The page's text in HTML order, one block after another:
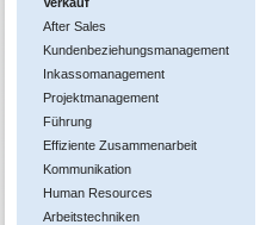
After Sales
Kundenbeziehungs­management
Inkassomanagement
Projektmanagement
Führung
Effiziente Zusammenarbeit
Kommunikation
Human Resources
Arbeitstechniken